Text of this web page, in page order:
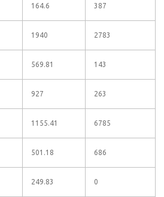
164.6 387
1940 2783
569.81 143
927 263
1155.41 6785
501.18 686
249.83 0